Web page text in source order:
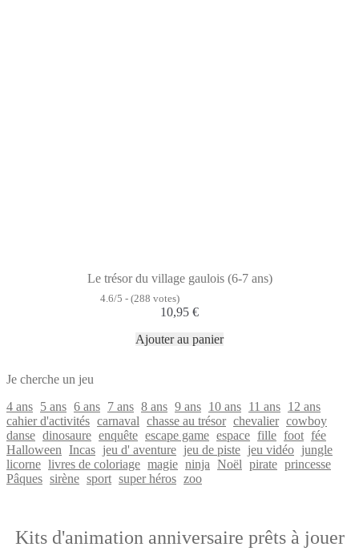
Le trésor du village gaulois (6-7 ans)
4.6/5 - (288 votes)
10,95 €
Ajouter au panier
Je cherche un jeu
4 ans 5 ans 6 ans 7 ans 8 ans 9 ans 10 ans 11 ans 12 ans
cahier d'activités carnaval chasse au trésor chevalier cowboy
danse dinosaure enquête escape game espace fille foot fée
Halloween Incas jeu d' aventure jeu de piste jeu vidéo jungle
licorne livres de coloriage magie ninja Noël pirate princesse
Pâques sirène sport super héros zoo
Kits d'animation anniversaire prêts à jouer